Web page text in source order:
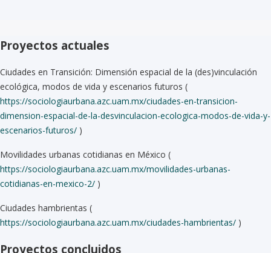
Proyectos actuales
Ciudades en Transición: Dimensión espacial de la (des)vinculación
ecológica, modos de vida y escenarios futuros (
https://sociologiaurbana.azc.uam.mx/ciudades-en-transicion-
dimension-espacial-de-la-desvinculacion-ecologica-modos-de-vida-y-
escenarios-futuros/ )
Movilidades urbanas cotidianas en México (
https://sociologiaurbana.azc.uam.mx/movilidades-urbanas-
cotidianas-en-mexico-2/ )
Ciudades hambrientas (
https://sociologiaurbana.azc.uam.mx/ciudades-hambrientas/ )
Proyectos concluidos